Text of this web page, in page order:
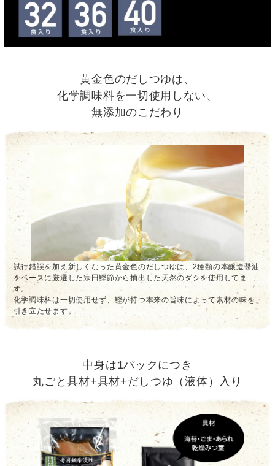
黄金色のだしつゆは、
化学調味料を一切使用しない、
無添加のこだわり
試行錯誤を加え新しくなった黄金色のだしつゆは、2種類の本醸造醤油
をベースに厳選した宗田鰹節から抽出した天然のダシを使用してま
す。
化学調味料は一切使用せず、鰹が持つ本来の旨味によって素材の味を
引き立たせます。
中身は1パックにつき
丸ごと具材+具材+だしつゆ（液体）入り